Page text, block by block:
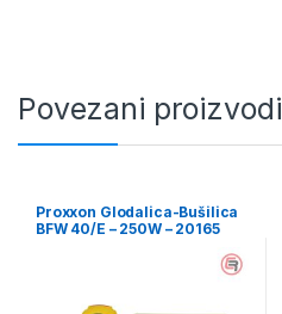
Povezani proizvodi
Proxxon Glodalica-Bušilica
BFW 40/E – 250W – 20165